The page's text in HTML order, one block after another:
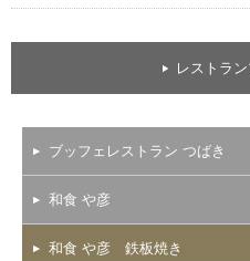
レストラ
ブッフェレストラン つばき
和食 や彦
和食 や彦 鉄板焼き